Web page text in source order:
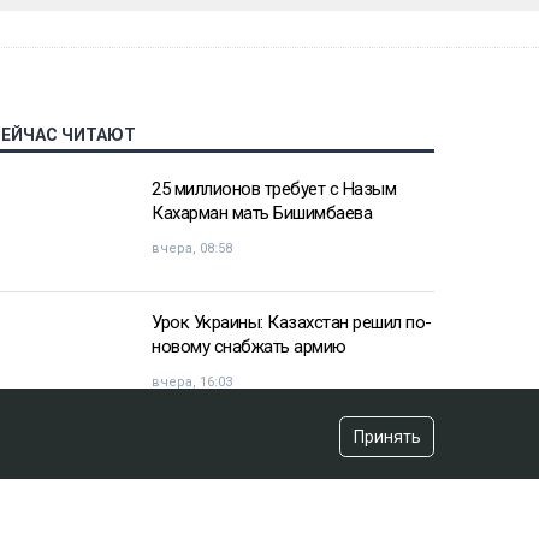
ЧИТАЮТ
25 миллионов требует с Назым
Кахарман мать Бишимбаева
вчера, 08:58
Урок Украины: Казахстан решил по-
новому снабжать армию
вчера, 16:03
«Хотела покончить с собой»:
девочка подверглась травле после
Принять